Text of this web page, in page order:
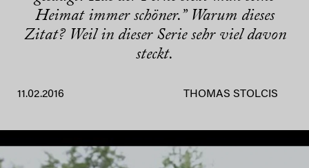
Heimat immer schöner.” Warum dieses
Zitat? Weil in dieser Serie sehr viel davon
steckt.
11.02.2016 THOMAS STOLCIS